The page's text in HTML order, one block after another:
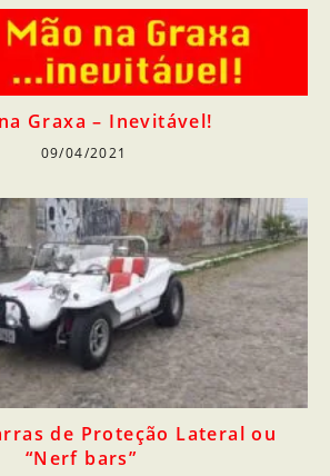
Graxa – Inevitável!
09/04/2021
de Proteção Lateral ou
“Nerf bars”